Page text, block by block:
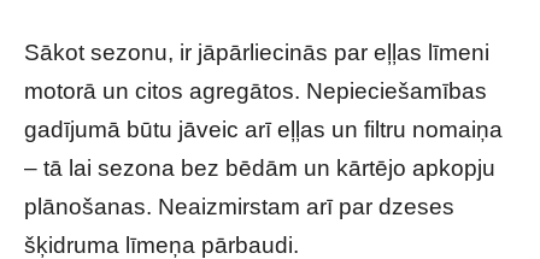
Sākot sezonu, ir jāpārliecinās par eļļas līmeni
motorā un citos agregātos. Nepieciešamības
gadījumā būtu jāveic arī eļļas un filtru nomaiņa
– tā lai sezona bez bēdām un kārtējo apkopju
plānošanas. Neaizmirstam arī par dzeses
šķidruma līmeņa pārbaudi.